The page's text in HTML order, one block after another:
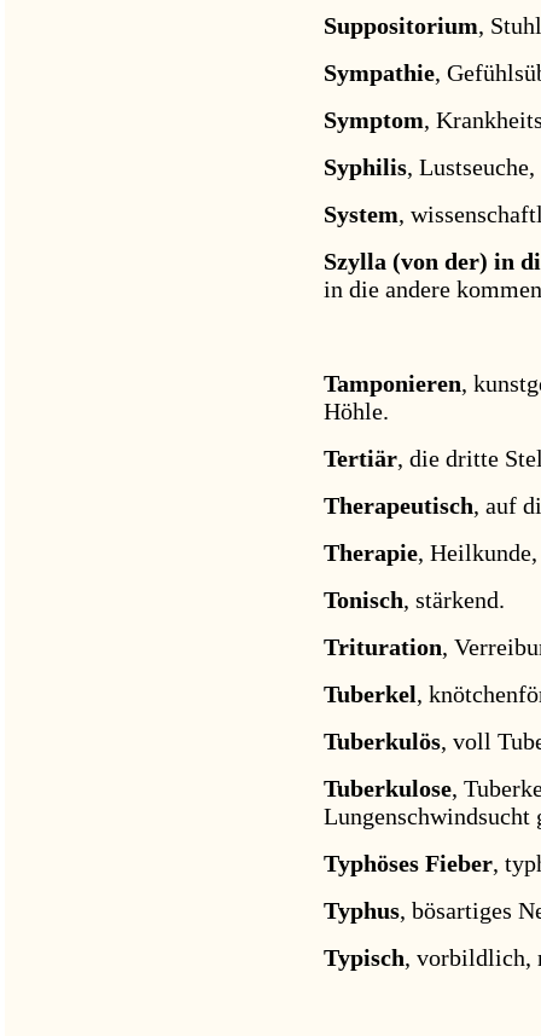
Suppositorium,
Sympathie,
Symptom,
Syphilis,
System,
Szylla (von der) in
in die andere
Tamponieren,
Höhle.
Tertiär, die dritte
Therapeutisch, auf
Therapie,
Tonisch, stärkend.
Trituration,
Tuberkel,
Tuberkulös, voll
Tuberkulose,
Lungenschwindsucht
Typhöses Fieber,
Typhus, bösartiges
Typisch, vorbildlich,